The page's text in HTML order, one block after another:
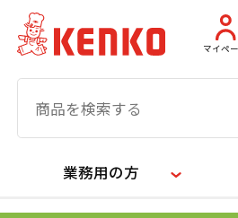
マイペ
業務用の方